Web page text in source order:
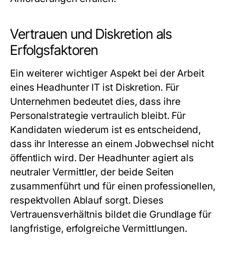
Vertrauen und Diskretion als
Erfolgsfaktoren
Ein weiterer wichtiger Aspekt bei der Arbeit
eines Headhunter IT ist Diskretion. Für
Unternehmen bedeutet dies, dass ihre
Personalstrategie vertraulich bleibt. Für
Kandidaten wiederum ist es entscheidend,
dass ihr Interesse an einem Jobwechsel nicht
öffentlich wird. Der Headhunter agiert als
neutraler Vermittler, der beide Seiten
zusammenführt und für einen professionellen,
respektvollen Ablauf sorgt. Dieses
Vertrauensverhältnis bildet die Grundlage für
langfristige, erfolgreiche Vermittlungen.